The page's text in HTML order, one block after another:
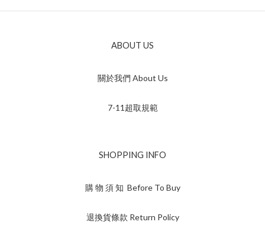
ABOUT US
關於我們 About Us
7-11超取規範
SHOPPING INFO
購 物 須 知 Before To Buy
退換貨條款 Return Policy